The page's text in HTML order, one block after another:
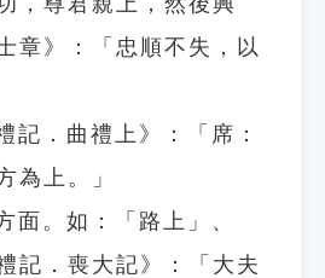
章》：「忠順不失，以
記．曲禮上》：「席：
為上。」
面。如：「路上」、
記．喪大記》：「大夫